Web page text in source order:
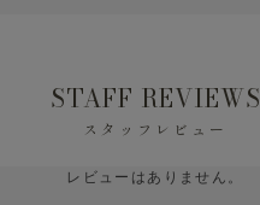
STAFF REVIEWS
スタッフレビュー
レビューはありません。